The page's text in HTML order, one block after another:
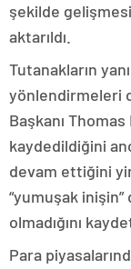
şekilde
aktarıldı.
Tutanakların
yönlendirmeleri
Başkanı
kaydedildiğini
devam ettiğini
“yumuşak
olmadığını
Para